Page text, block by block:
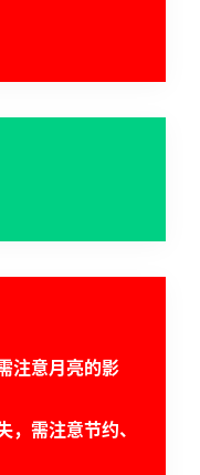
注意月亮的影
，需注意节约、